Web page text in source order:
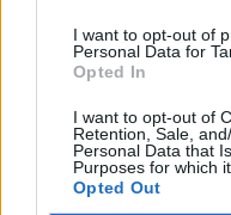
I want to opt-out of
Personal Data for
Opted In
I want to opt-out of
Retention, Sale,
Personal Data that
Purposes for which
Opted Out
Prokopská pouť nabídne
historické scénky i návštěvu
symbolickou korunu
SOUVISEJÍCÍ ČLÁNKY